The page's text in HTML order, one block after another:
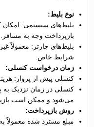
نوع بلیط:
بلیط‌های سیستمی: امکان
بازپرداخت وجه به مسافر.
بلیط‌های چارتر: معمولاً
شرایط خاص.
زمان درخواست کنسلی:
کنسلی پیش از پرواز:
کنسلی در زمان نزدیک به
می‌شود و ممکن است
روش بازپرداخت:
مبلغ مسترد شده معمولاً